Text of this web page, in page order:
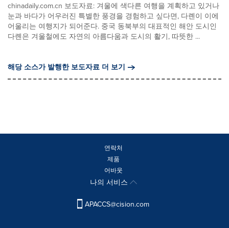
chinadaily.com.cn 보도자료: 겨울에 색다른 여행을 계획하고 있거나
눈과 바다가 어우러진 특별한 풍경을 경험하고 싶다면, 다롄이 이에
어울리는 여행지가 되어준다. 중국 동북부의 대표적인 해안 도시인
다롄은 겨울철에도 자연의 아름다움과 도시의 활기, 따뜻한 ...
해당 소스가 발행한 보도자료 더 보기
연락처
제품
어바웃
나의 서비스
APACCS@cision.com